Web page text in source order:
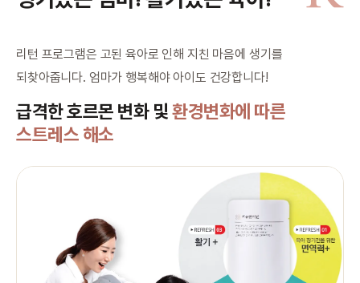
리턴 프로그램은 고된 육아로 인해 지친 마음에 생기를
되찾아줍니다. 엄마가 행복해야 아이도 건강합니다!
급격한 호르몬 변화 및환경변화에 따른
스트레스 해소